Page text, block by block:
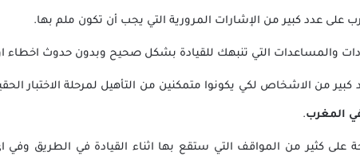
على عدد كبير من الإشارات المرورية التي يجب أن تكون ملم بها.
والمساعدات التي تنبهك للقيادة بشكل صحيح وبدون حدوث اخطاء
من الاشخاص لكي يكونوا متمكنين من التأهيل لمرحلة الاختبار
المغرب.
على كثير من المواقف التي ستقع بها اثناء القيادة في الطريق